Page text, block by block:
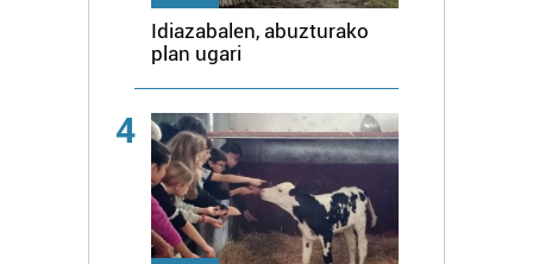
Idiazabalen, abuzturako
plan ugari
4